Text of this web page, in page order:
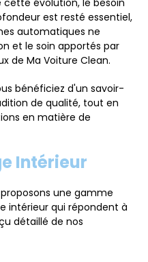
est resté essentiel,
automatiques ne
et le soin apportés par
de Ma Voiture Clean.
bénéficiez d'un savoir-
de qualité, tout en
en matière de
Intérieur
une gamme
intérieur qui répondent à
détaillé de nos